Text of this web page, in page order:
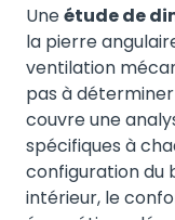
Uneétude de
la pierre
ventilation
pas à
couvre une
spécifiques à
configuration du
intérieur, le